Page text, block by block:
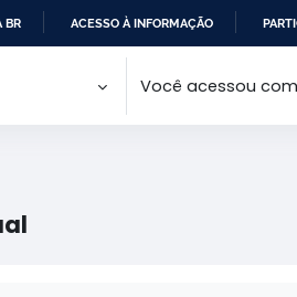
PARA
BR ACESSO À INFORMAÇÃO
Você acessou